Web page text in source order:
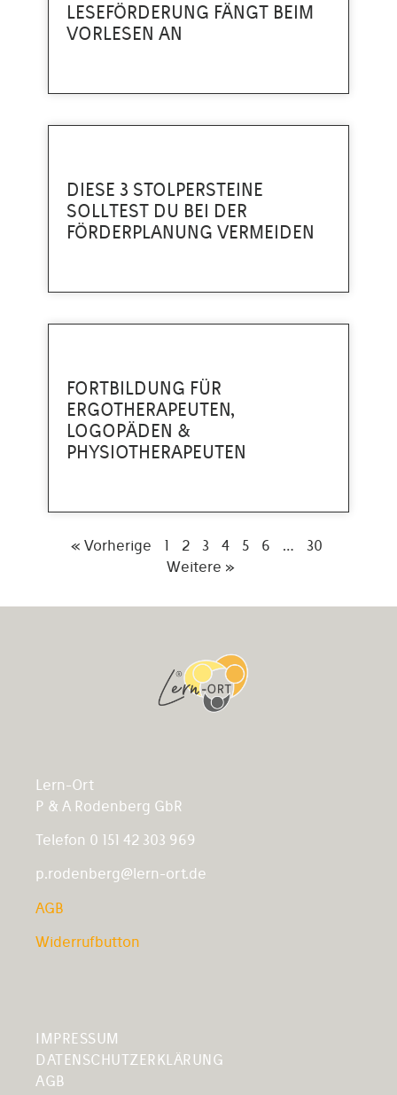
LESEFÖRDERUNG FÄNGT BEIM
VORLESEN AN
DIESE 3 STOLPERSTEINE
SOLLTEST DU BEI DER
FÖRDERPLANUNG VERMEIDEN
FORTBILDUNG FÜR
ERGOTHERAPEUTEN,
LOGOPÄDEN &
PHYSIOTHERAPEUTEN
« Vorherige 1 2 3 4 5 6 …
30
Weitere »
Lern-Ort
P & A Rodenberg GbR
Telefon 0 151 42 303 969
p.rodenberg@lern-ort.de
AGB
Widerrufbutton
IMPRESSUM
DATENSCHUTZERKLÄRUNG
AGB